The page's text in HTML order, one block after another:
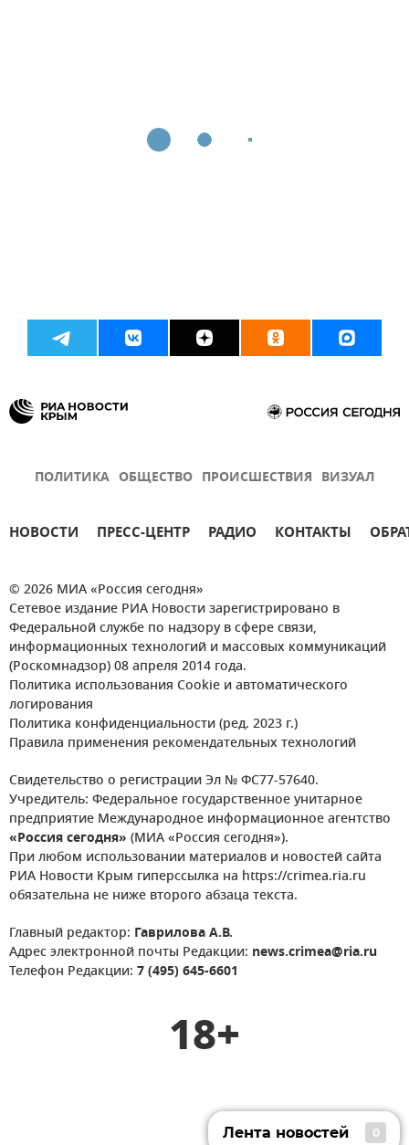
ПОЛИТИКА ОБЩЕСТВО ПРОИСШЕСТВИЯ ВИЗУАЛ
НОВОСТИ ПРЕСС-ЦЕНТР РАДИО КОНТАКТЫ
© 2026 МИА «Россия сегодня»
Сетевое издание РИА Новости зарегистрировано в
Федеральной службе по надзору в сфере связи,
информационных технологий и массовых коммуникаций
(Роскомнадзор) 08 апреля 2014 года.
Политика использования Cookie и автоматического
логирования
Политика конфиденциальности (ред. 2023 г.)
Правила применения рекомендательных технологий
Свидетельство о регистрации Эл № ФС77-57640.
Учредитель: Федеральное государственное унитарное
предприятие Международное информационное агентство
«Россия сегодня» (МИА «Россия сегодня»).
При любом использовании материалов и новостей сайта
РИА Новости Крым гиперссылка на https://crimea.ria.ru
обязательна не ниже второго абзаца текста.
Главный редактор: Гаврилова А.В.
Адрес электронной почты Редакции: news.crimea@ria.ru
Телефон Редакции: 7 (495) 645-6601
18+
Лента новостей 0